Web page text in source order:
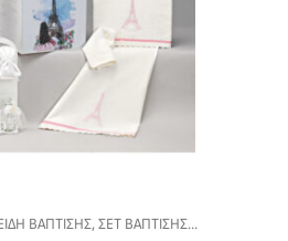
ΒΆΠΤΙΣΗΣ,ΣΕΤ ΒΆΠΤΙΣΗΣ,ΣΕΤ ΒΆΠΤΙΣΗΣ